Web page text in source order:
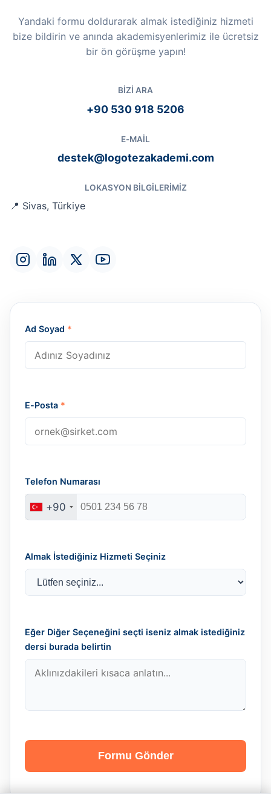
Yandaki formu doldurarak almak istediğiniz hizmeti
bize bildirin ve anında akademisyenlerimiz ile ücretsiz
bir ön görüşme yapın!
BIZI ARA
+90 530 918 5206
E-MAIL
destek@logotezakademi.com
LOKASYON BILGILERIMIZ
📍 Sivas, Türkiye
Ad Soyad *
E-Posta *
Telefon Numarası
+90
Almak İstediğiniz Hizmeti Seçiniz
Eğer Diğer Seçeneğini seçti iseniz almak istediğiniz
dersi burada belirtin
Formu Gönder